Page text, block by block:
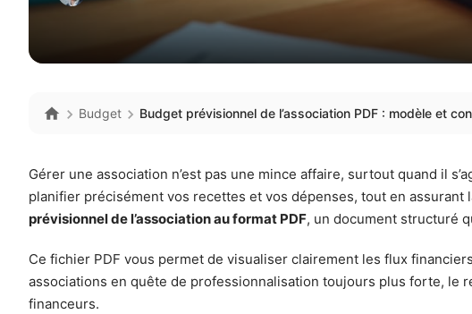
Budget Budget prévisionnel de l’association PDF : modèle et
Gérer une association n’est pas une mince affaire, surtout quand il
planifier précisément vos recettes et vos dépenses, tout en
prévisionnel de l’association au format PDF, un document structuré
Ce fichier PDF vous permet de visualiser clairement les flux
associations en quête de professionnalisation toujours plus forte, le
financeurs.